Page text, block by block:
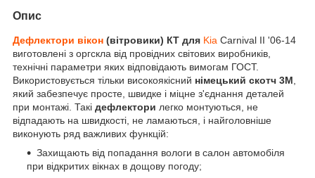
Опис
Дефлектори вікон (вітровики) КТ для Kia Carnival II '06-14
виготовлені з оргскла від провідних світових виробників,
технічні параметри яких відповідають вимогам ГОСТ.
Використовується тільки високоякісний німецький скотч 3М
який забезпечує просте, швидке і міцне з'єднання деталей
при монтажі. Такі дефлектори легко монтуються, не
відпадають на швидкості, не ламаються, і найголовніше
виконують ряд важливих функцій:
Захищають від попадання вологи в салон автомобіля
при відкритих вікнах в дощову погоду;